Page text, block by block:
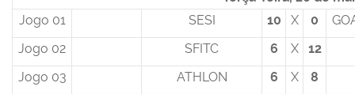
Jogo 01
SESI 10 X 0
Jogo 02
SFITC 6 X
12
Jogo 03
ATHLON 6 X
8